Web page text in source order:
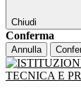
Chiudi
Conferma
Annulla